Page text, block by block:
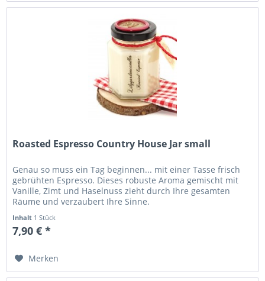
Roasted Espresso Country House Jar small
Genau so muss ein Tag beginnen... mit einer Tasse frisch
gebrühten Espresso. Dieses robuste Aroma gemischt mit
Vanille, Zimt und Haselnuss zieht durch Ihre gesamten
Räume und verzaubert Ihre Sinne.
Inhalt 1 Stück
7,90 € *
Merken